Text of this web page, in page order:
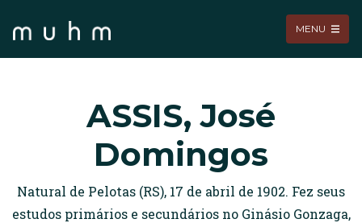
MENU
ASSIS, José
Domingos
Natural de Pelotas (RS), 17 de abril de 1902. Fez seus
estudos primários e secundários no Ginásio Gonzaga,